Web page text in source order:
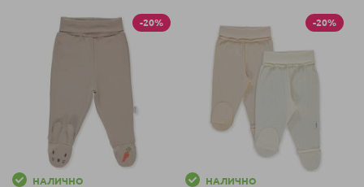
-20%
НАЛИЧНО
-20%
НАЛИЧНО